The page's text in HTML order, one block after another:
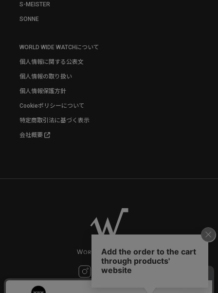
S-MEISTER
SONNE
WORLD WIDE WATCHについて
個人情報に関する公表文
個人情報の取り扱い
個人情報保護方針
Cookieポリシーについて
特定商取引法に基づく表示
会社概要